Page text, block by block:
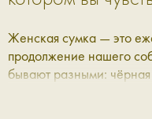
Женская сумка — это
продолжение нашего
бывают разными:
сумка, словно